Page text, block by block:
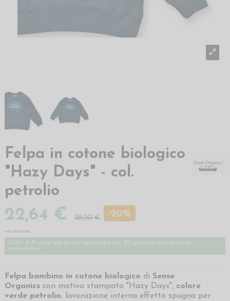
Felpa in cotone biologico
"Hazy Days" - col.
petrolio
22,64 € 28,30 € -20%
iva inclusa
22,64 € Prezzo più basso applicato nei 30 giorni precedenti la
promozione
Felpa bambino in cotone biologico di Sense
Organics con motivo stampato "Hazy Days", colore
verde petrolio, lavorazione interna effetto spugna per